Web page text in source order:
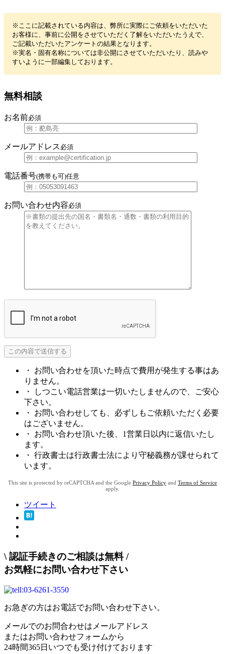
※ここに記載されている内容は、弊所に実際にご依頼をいただいた
お客様に、事前に公開をさせていただく了解をいただいたうえで、
ご記載いただいたアンケートの結果となります。
※実名・固有名称については非公開にさせていただいたり、読みや
すいように一部編集しております。
無料相談
お名前必須
メールアドレス 必須
電話番号(携帯も可)任意
お問い合わせ内容必須
・ お問い合わせを頂いた時点で費用が発生する事はあ
りません。
・ しつこい電話営業は一切いたしませんので、ご安心
下さい。
・ お問い合わせしても、必ずしもご依頼いただく必要
はございません。
・ お問い合わせ頂いた後、1営業日以内に返信いたし
ます。
・ 行政書士は行政書士法により守秘義務が課せられて
います。
This site is protected by reCAPTCHA and the Google Privacy Policy and Terms of Service
apply.
ツイート
\ 認証手続きのご相談は無料/
お気軽にお問い合わせ下さい
お急ぎの方はお電話でお問い合わせ下さい。
メールでのお問合わせはメールアドレス
またはお問い合わせフォームから
24時間365日いつでも受け付けております